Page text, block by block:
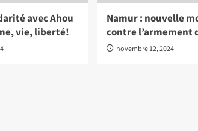
avec Ahou
vie, liberté!
Namur : nouvelle
contre l’armement
novembre 12, 2024